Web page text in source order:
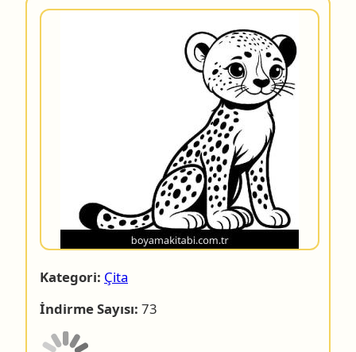
Kategori: Çita
İndirme Sayısı: 73